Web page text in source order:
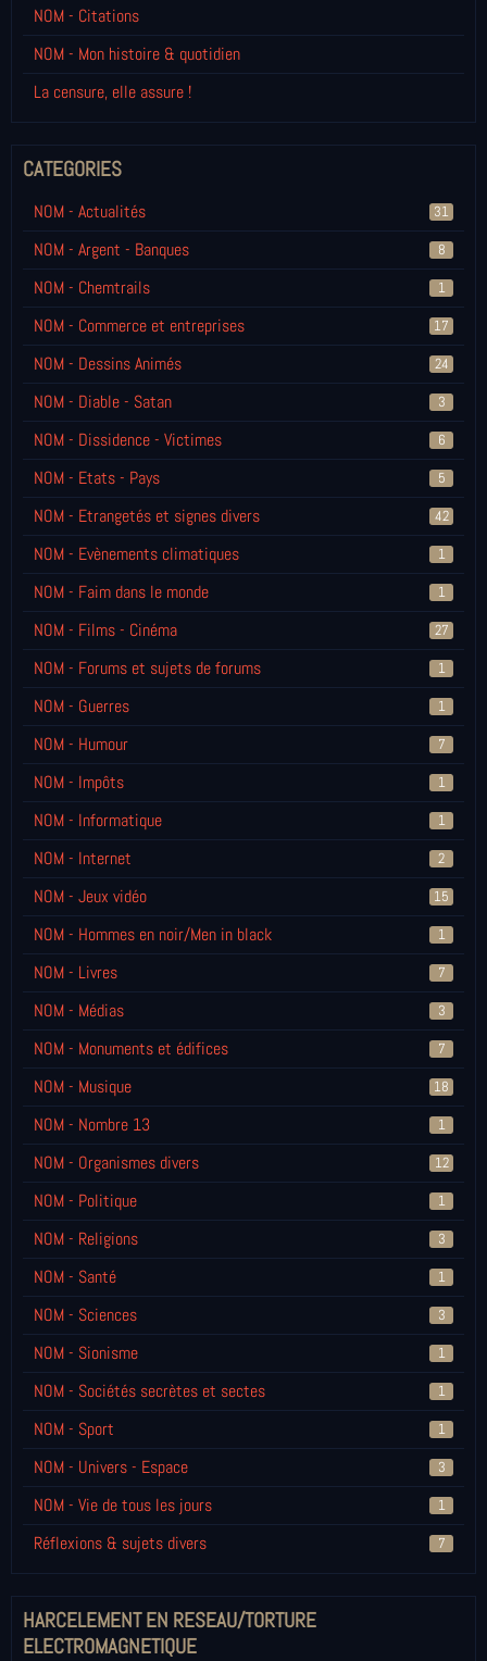
NOM - Citations
NOM - Mon histoire & quotidien
La censure, elle assure !
CATEGORIES
NOM - Actualités 31
NOM - Argent - Banques 8
NOM - Chemtrails 1
NOM - Commerce et entreprises 17
NOM - Dessins Animés 24
NOM - Diable - Satan 3
NOM - Dissidence - Victimes 6
NOM - Etats - Pays 5
NOM - Etrangetés et signes divers 42
NOM - Evènements climatiques 1
NOM - Faim dans le monde 1
NOM - Films - Cinéma 27
NOM - Forums et sujets de forums 1
NOM - Guerres 1
NOM - Humour 7
NOM - Impôts 1
NOM - Informatique 1
NOM - Internet 2
NOM - Jeux vidéo 15
NOM - Hommes en noir/Men in black 1
NOM - Livres 7
NOM - Médias 3
NOM - Monuments et édifices 7
NOM - Musique 18
NOM - Nombre 13 1
NOM - Organismes divers 12
NOM - Politique 1
NOM - Religions 3
NOM - Santé 1
NOM - Sciences 3
NOM - Sionisme 1
NOM - Sociétés secrètes et sectes 1
NOM - Sport 1
NOM - Univers - Espace 3
NOM - Vie de tous les jours 1
Réflexions & sujets divers 7
HARCELEMENT EN RESEAU/TORTURE
ELECTROMAGNETIQUE